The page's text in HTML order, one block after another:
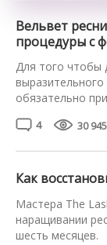
Вельвет
процедуры с
Для того чтобы
обязательно
Зрительно их
деталях и
4 30 945
Как
Мастера The
наращивании
шесть месяцев.